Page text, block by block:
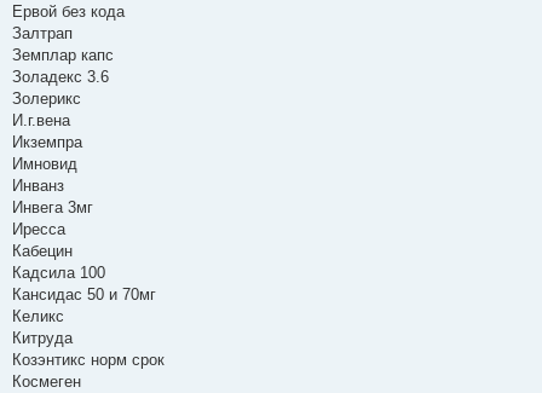
Ервой без кода
Залтрап
Земплар капс
Золадекс 3.6
Золерикс
И.г.вена
Икземпра
Имновид
Инванз
Инвега 3мг
Иресса
Кабецин
Кадсила 100
Кансидас 50 и 70мг
Келикс
Китруда
Козэнтикс норм срок
Космеген